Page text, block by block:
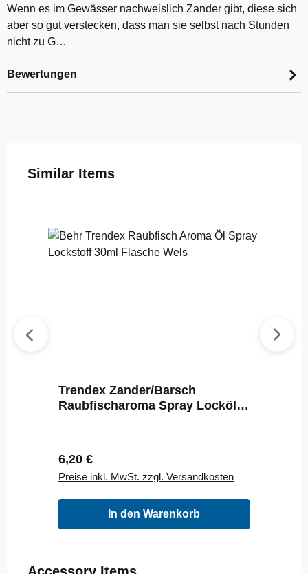
Wenn es im Gewässer nachweislich Zander gibt, diese sich
aber so gut verstecken, dass man sie selbst nach Stunden
nicht zu G…
Bewertungen
Produktgalerie überspringen
Similar Items
Trendex Zander/Barsch
Raubfischaroma Spray Locköl
Regulärer Preis:
6,20 €
Preise inkl. MwSt. zzgl. Versandkosten
In den Warenkorb
Produktgalerie überspringen